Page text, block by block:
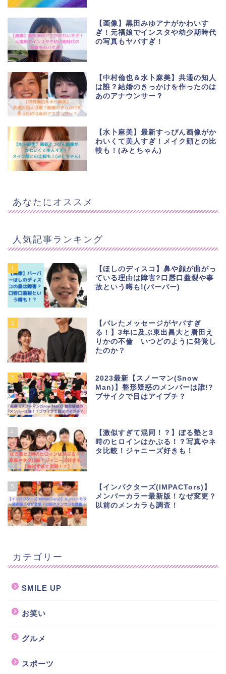
【画像】黒田みゆアナがかわいす
ぎ！元福娘でインスタや幼少期時代
の写真もヤバすぎ！
【中村倫也＆水卜麻美】共通の知人
は誰？結婚のきっかけを作ったのは
あのアナウンサー？
【水卜麻美】最新すっぴん画像がか
わいくて美人すぎ！メイク顔との比
較も！(みとちゃん)
あなたにオススメ
人気記事ランキング
1
【ほしのディスコ】鼻や顔が曲がっ
ている理由は障害?口唇口蓋裂や事
故という噂も!(パーパー)
2
【バレたメッセージがヤバすぎ
る！】3年に及ぶ東出昌大と唐田え
りかの不倫 いつどのように発覚し
たのか？
3
2023最新【スノーマン(Snow
Man)】整形疑惑のメンバーは誰!?
ブサイクで目はアイプチ？
4
【激似すぎて混同！？】ぼる塾と3
時のヒロインはかぶる！？写真やネ
タ比較！ジャニーズ好きも！
5
【インパクターズ(IMPACTors)】
メンバーカラー最新版！なぜ変更？
以前のメンカラも調査！
カテゴリー
SMILE UP
お笑い
グルメ
スポーツ